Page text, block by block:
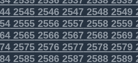
25452546254725482549
25552556255725582559
25652566256725682569
25752576257725782579
25852586258725882589